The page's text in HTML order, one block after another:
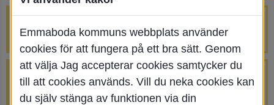
renoveringen av Bjurbäcksbron
Tillfälliga avstängningar på Centrumtorget
v. 25-34
Emmaboda kommuns webbplats använder
cookies för att fungera på ett bra sätt. Genom
att välja Jag accepterar cookies samtycker du
till att cookies används. Vill du neka cookies kan
du själv stänga av funktionen via din